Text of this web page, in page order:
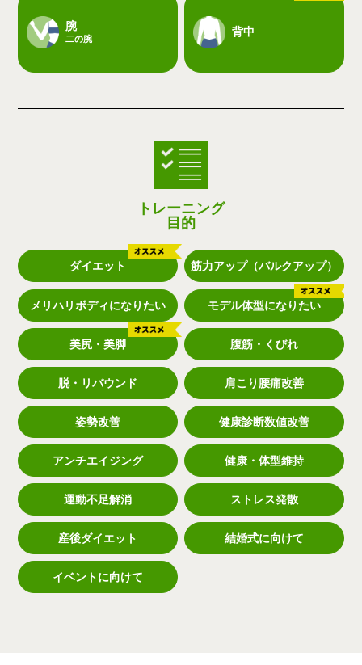
腕
二の腕
背中
トレーニング
目的
ダイエット 筋力アップ（バルクアップ）
メリハリボディになりたい モデル体型になりたい
美尻・美脚 腹筋・くびれ
脱・リバウンド 肩こり腰痛改善
姿勢改善 健康診断数値改善
アンチエイジング 健康・体型維持
運動不足解消 ストレス発散
産後ダイエット 結婚式に向けて
イベントに向けて